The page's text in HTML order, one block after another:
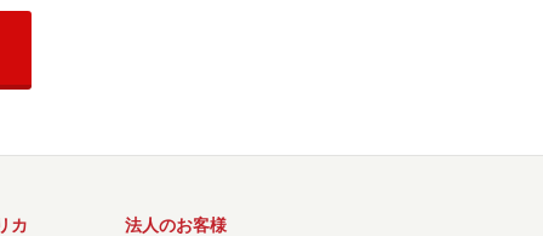
カ 法人のお客様